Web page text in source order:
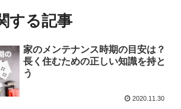
する記事
家のメンテナンス時期の目安は？
長く住むための正しい知識を持と
う
2020.11.30